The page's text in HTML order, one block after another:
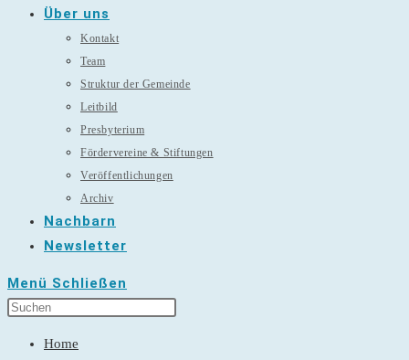
Über uns
Kontakt
Team
Struktur der Gemeinde
Leitbild
Presbyterium
Fördervereine & Stiftungen
Veröffentlichungen
Archiv
Nachbarn
Newsletter
Menü Schließen
Home